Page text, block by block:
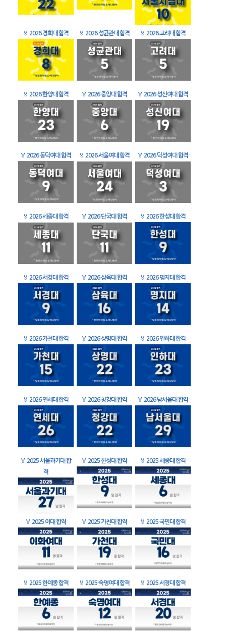
🏅 2026 경희대 합격 🏅 2026 성균관대 합격 🏅 2026 고려대 합격
🏅 2026 한양대 합격 🏅 2026 중앙대 합격 🏅 2026 성신여대 합격
🏅 2026 동덕여대 합격 🏅 2026 서울여대 합격 🏅 2026 덕성여대 합격
🏅 2026 세종대 합격 🏅 2026 단국대 합격 🏅 2026 한성대 합격
🏅 2026 서경대 합격 🏅 2026 삼육대 합격 🏅 2026 명지대 합격
🏅 2026 가천대 합격 🏅 2026 상명대 합격 🏅 2026 인하대 합격
🏅 2026 연세대 합격 🏅 2026 청강대 합격 🏅 2026 남서울대 합격
🏅 2025 서울과기대 합
격
🏅 2025 한성대 합격 🏅 2025 세종대 합격
🏅 2025 이대 합격 🏅 2025 가천대 합격 🏅 2025 국민대 합격
🏅 2025 한예종 합격 🏅 2025 숙명여대 합격 🏅 2025 서경대 합격